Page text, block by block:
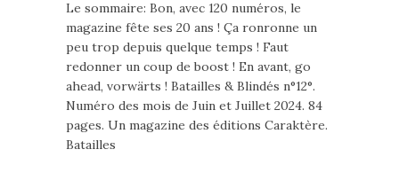
Le sommaire: Bon, avec 120 numéros, le
magazine fête ses 20 ans ! Ça ronronne un
peu trop depuis quelque temps ! Faut
redonner un coup de boost ! En avant, go
ahead, vorwärts ! Batailles & Blindés n°12°.
Numéro des mois de Juin et Juillet 2024. 84
pages. Un magazine des éditions Caraktère.
Batailles